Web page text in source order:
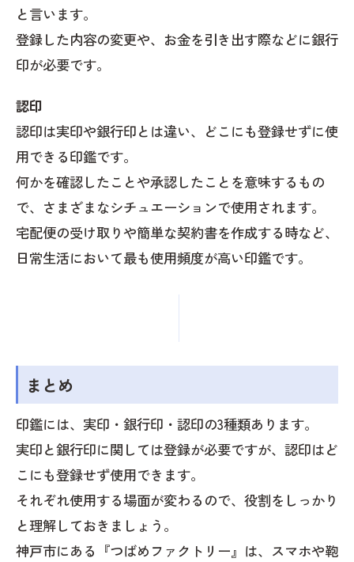
と言います。
登録した内容の変更や、お金を引き出す際などに銀行
印が必要です。
認印
認印は実印や銀行印とは違い、どこにも登録せずに使
用できる印鑑です。
何かを確認したことや承認したことを意味するもの
で、さまざまなシチュエーションで使用されます。
宅配便の受け取りや簡単な契約書を作成する時など、
日常生活において最も使用頻度が高い印鑑です。
まとめ
印鑑には、実印・銀行印・認印の3種類あります。
実印と銀行印に関しては登録が必要ですが、認印はど
こにも登録せず使用できます。
それぞれ使用する場面が変わるので、役割をしっかり
と理解しておきましょう。
神戸市にある『つばめファクトリー』は、スマホや鞄